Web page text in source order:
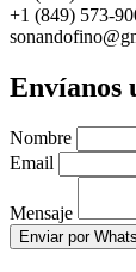
+1 (849) 573-
Envíanos
Nombre
Email
Mensaje
Enviar por